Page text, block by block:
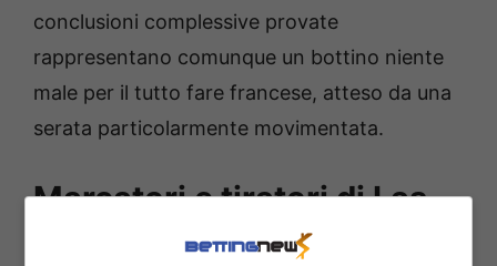
conclusioni complessive provate
rappresentano comunque un bottino niente
male per il tutto fare francese, atteso da una
serata particolarmente movimentata.
Marcatori e tiratori di Las
Palmas-Atletico Madrid: